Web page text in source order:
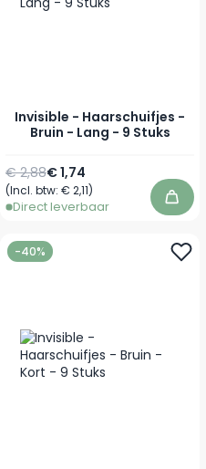
Invisible - Haarschuifjes -
Bruin - Lang - 9 Stuks
Speciale prijs
€ 1,74
Normale prijs
€ 2,88
(Incl. btw: € 2,11)
Direct leverbaar In
-40%